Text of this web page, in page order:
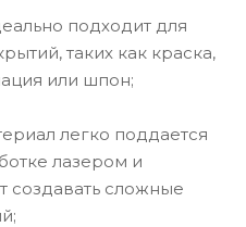
подходит для
таких как краска,
или шпон;
легко поддается
лазером и
создавать сложные